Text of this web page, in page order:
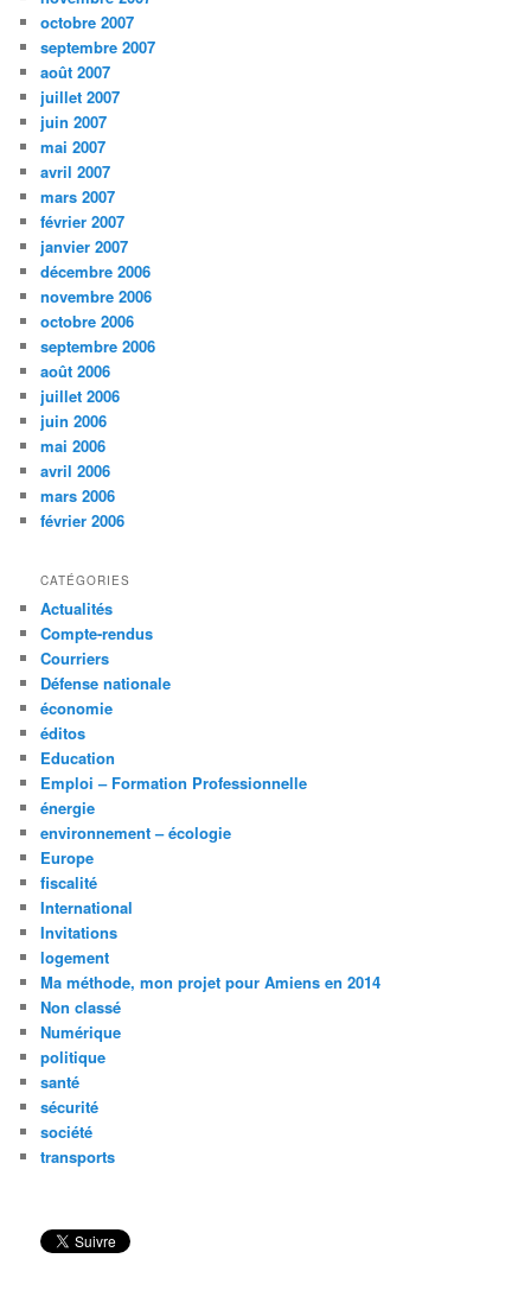
octobre 2007
septembre 2007
août 2007
juillet 2007
juin 2007
mai 2007
avril 2007
mars 2007
février 2007
janvier 2007
décembre 2006
novembre 2006
octobre 2006
septembre 2006
août 2006
juillet 2006
juin 2006
mai 2006
avril 2006
mars 2006
février 2006
CATÉGORIES
Actualités
Compte-rendus
Courriers
Défense nationale
économie
éditos
Education
Emploi – Formation Professionnelle
énergie
environnement – écologie
Europe
fiscalité
International
Invitations
logement
Ma méthode, mon projet pour Amiens en 2014
Non classé
Numérique
politique
santé
sécurité
société
transports